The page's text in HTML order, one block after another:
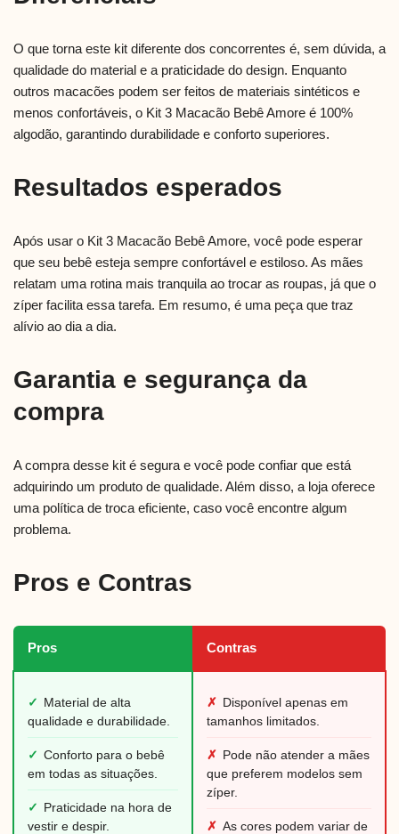
O que torna este kit diferente dos concorrentes é, sem dúvida, a
qualidade do material e a praticidade do design. Enquanto
outros macacões podem ser feitos de materiais sintéticos e
menos confortáveis, o Kit 3 Macacão Bebê Amore é 100%
algodão, garantindo durabilidade e conforto superiores.
Resultados esperados
Após usar o Kit 3 Macacão Bebê Amore, você pode esperar
que seu bebê esteja sempre confortável e estiloso. As mães
relatam uma rotina mais tranquila ao trocar as roupas, já que o
zíper facilita essa tarefa. Em resumo, é uma peça que traz
alívio ao dia a dia.
Garantia e segurança da
compra
A compra desse kit é segura e você pode confiar que está
adquirindo um produto de qualidade. Além disso, a loja oferece
uma política de troca eficiente, caso você encontre algum
problema.
Pros e Contras
Pros Contras
✓ Material de alta
qualidade e durabilidade.
✓ Conforto para o bebê
em todas as situações.
✓ Praticidade na hora de
vestir e despir.
✗ Disponível apenas em
tamanhos limitados.
✗ Pode não atender a mães
que preferem modelos sem
zíper.
✗ As cores podem variar de